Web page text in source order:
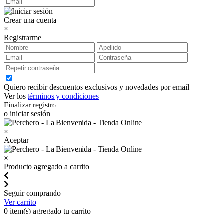
Crear una cuenta
×
Registrarme
Quiero recibir descuentos exclusivos y novedades por email
Ver los términos y condiciones
Finalizar registro
o iniciar sesión
×
Aceptar
×
Producto agregado a carrito
Seguir comprando
Ver carrito
0 item(s) agregado tu carrito